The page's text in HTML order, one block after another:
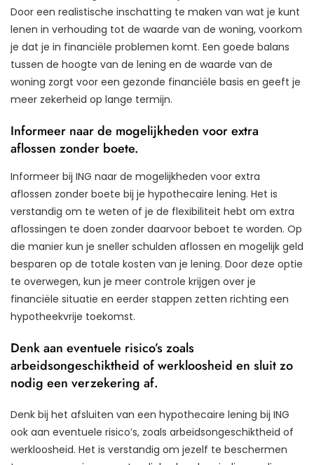
Door een realistische inschatting te maken van wat je kunt
lenen in verhouding tot de waarde van de woning, voorkom
je dat je in financiële problemen komt. Een goede balans
tussen de hoogte van de lening en de waarde van de
woning zorgt voor een gezonde financiële basis en geeft je
meer zekerheid op lange termijn.
Informeer naar de mogelijkheden voor extra
aflossen zonder boete.
Informeer bij ING naar de mogelijkheden voor extra
aflossen zonder boete bij je hypothecaire lening. Het is
verstandig om te weten of je de flexibiliteit hebt om extra
aflossingen te doen zonder daarvoor beboet te worden. Op
die manier kun je sneller schulden aflossen en mogelijk geld
besparen op de totale kosten van je lening. Door deze optie
te overwegen, kun je meer controle krijgen over je
financiële situatie en eerder stappen zetten richting een
hypotheekvrije toekomst.
Denk aan eventuele risico’s zoals
arbeidsongeschiktheid of werkloosheid en sluit zo
nodig een verzekering af.
Denk bij het afsluiten van een hypothecaire lening bij ING
ook aan eventuele risico’s, zoals arbeidsongeschiktheid of
werkloosheid. Het is verstandig om jezelf te beschermen